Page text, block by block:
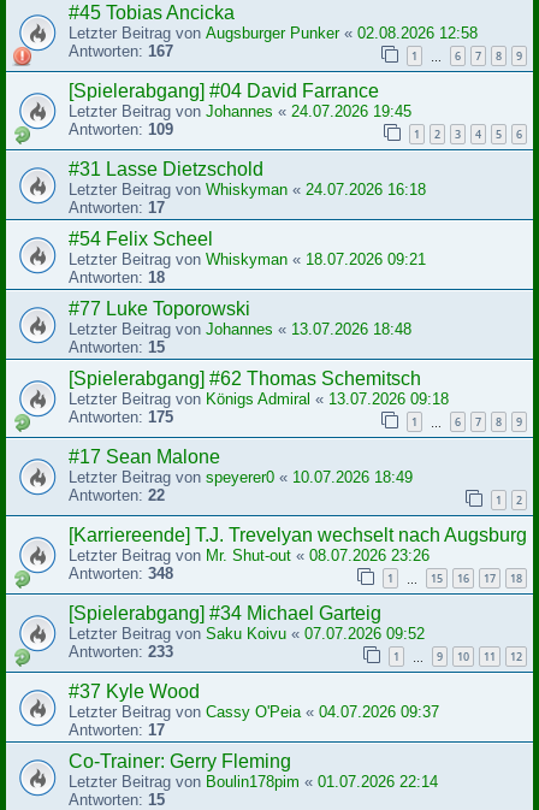
#45 Tobias Ancicka
Letzter Beitrag von Augsburger Punker« 02.08.2026 12:58
Antworten: 167 1 6 7 8 9
[Spielerabgang] #04 David Farrance
Letzter Beitrag von Johannes « 24.07.2026 19:45
Antworten: 109 1 2 3 4 5 6
#31 Lasse Dietzschold
Letzter Beitrag von Whiskyman « 24.07.2026 16:18
Antworten: 17
#54 Felix Scheel
Letzter Beitrag von Whiskyman « 18.07.2026 09:21
Antworten: 18
#77 Luke Toporowski
Letzter Beitrag von Johannes « 13.07.2026 18:48
Antworten: 15
[Spielerabgang] #62 Thomas Schemitsch
Letzter Beitrag von Königs Admiral « 13.07.2026 09:18
Antworten: 175 1 6 7 8 9
#17 Sean Malone
Letzter Beitrag von speyerer0 « 10.07.2026 18:49
Antworten: 22 1 2
[Karriereende] T.J. Trevelyan wechselt nach Augsburg
Letzter Beitrag von Mr. Shut-out « 08.07.2026 23:26
Antworten: 348 1 15 16 17 18
[Spielerabgang] #34 Michael Garteig
Letzter Beitrag von Saku Koivu « 07.07.2026 09:52
Antworten: 233 1 9 10 11 12
#37 Kyle Wood
Letzter Beitrag von Cassy O'Peia « 04.07.2026 09:37
Antworten: 17
Co-Trainer: Gerry Fleming
Letzter Beitrag von Boulin178pim « 01.07.2026 22:14
Antworten: 15